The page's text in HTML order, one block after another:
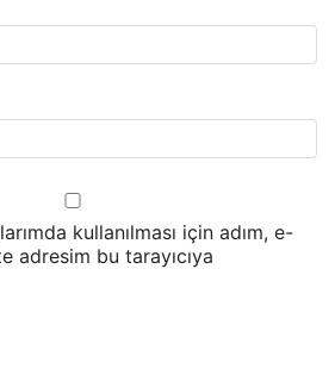
kullanılması için adım, e-
adresim bu tarayıcıya